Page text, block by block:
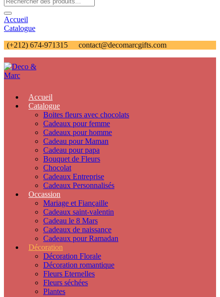
Accueil
Catalogue
(+212) 674-971315
contact@decomarcgifts.com
Accueil
Catalogue
Boites fleurs avec chocolats
Cadeaux pour femme
Cadeaux pour homme
Cadeau pour Maman
Cadeau pour papa
Bouquet de Fleurs
Chocolat
Cadeaux Entreprise
Cadeaux Personnalisés
Occassion
Mariage et Fiançaille
Cadeaux saint-valentin
Cadeau le 8 Mars
Cadeaux de naissance
Cadeaux pour Ramadan
Décoration
Décoration Florale
Décoration romantique
Fleurs Eternelles
Fleurs séchées
Plantes